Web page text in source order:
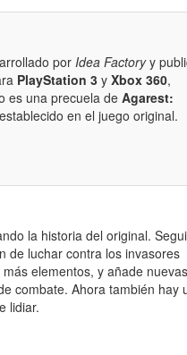
por Idea Factoryy
PlayStation 3 y Xbox 360,
es una precuela deAgarest:
en el juego original.
la historia del original.
de luchar contra los invasores
elementos, y añade
combate. Ahora también hay
lidiar.